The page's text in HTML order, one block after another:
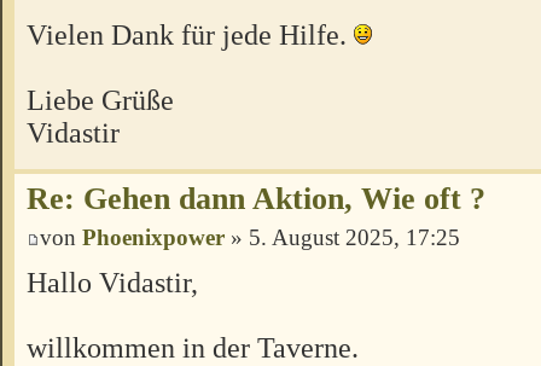
Vielen Dank für jede Hilfe.
Liebe Grüße
Vidastir
Re: Gehen dann Aktion, Wie oft ?
von Phoenixpower » 5. August 2025, 17:25
Hallo Vidastir,
willkommen in der Taverne.